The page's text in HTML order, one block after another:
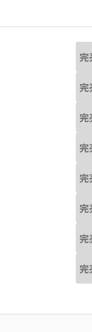
完
完
完
完
完
完
完
完